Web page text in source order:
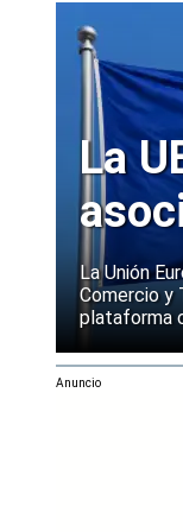
La
La Unión
Comercio y
plataforma
Anuncio